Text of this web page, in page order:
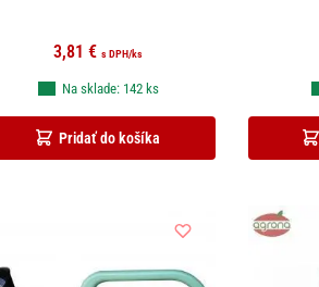
3,81 € s DPH/ks
Pridať do košíka
Na sklade: 142 ks